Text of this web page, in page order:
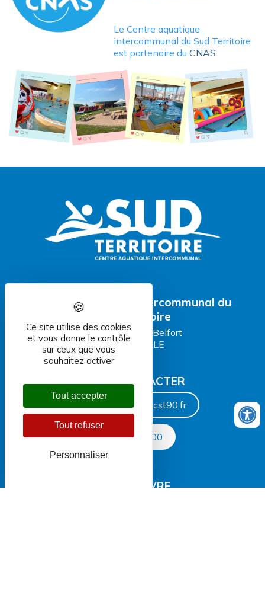
Le Centre aquatique
intercommunal du Sud Territoire
est partenaire du CNAS
Centre aquatique intercommunal du
Sud Territoire
81 Faubourg de Belfort
90 100 DELLE
NOUS CONTACTER
centreaquatique@ccst90.fr
03 84 36 64 00
NOUS SUIVRE
Ce site utilise des cookies
et vous donne le contrôle
sur ceux que vous
souhaitez activer
Tout accepter
Tout refuser
Personnaliser